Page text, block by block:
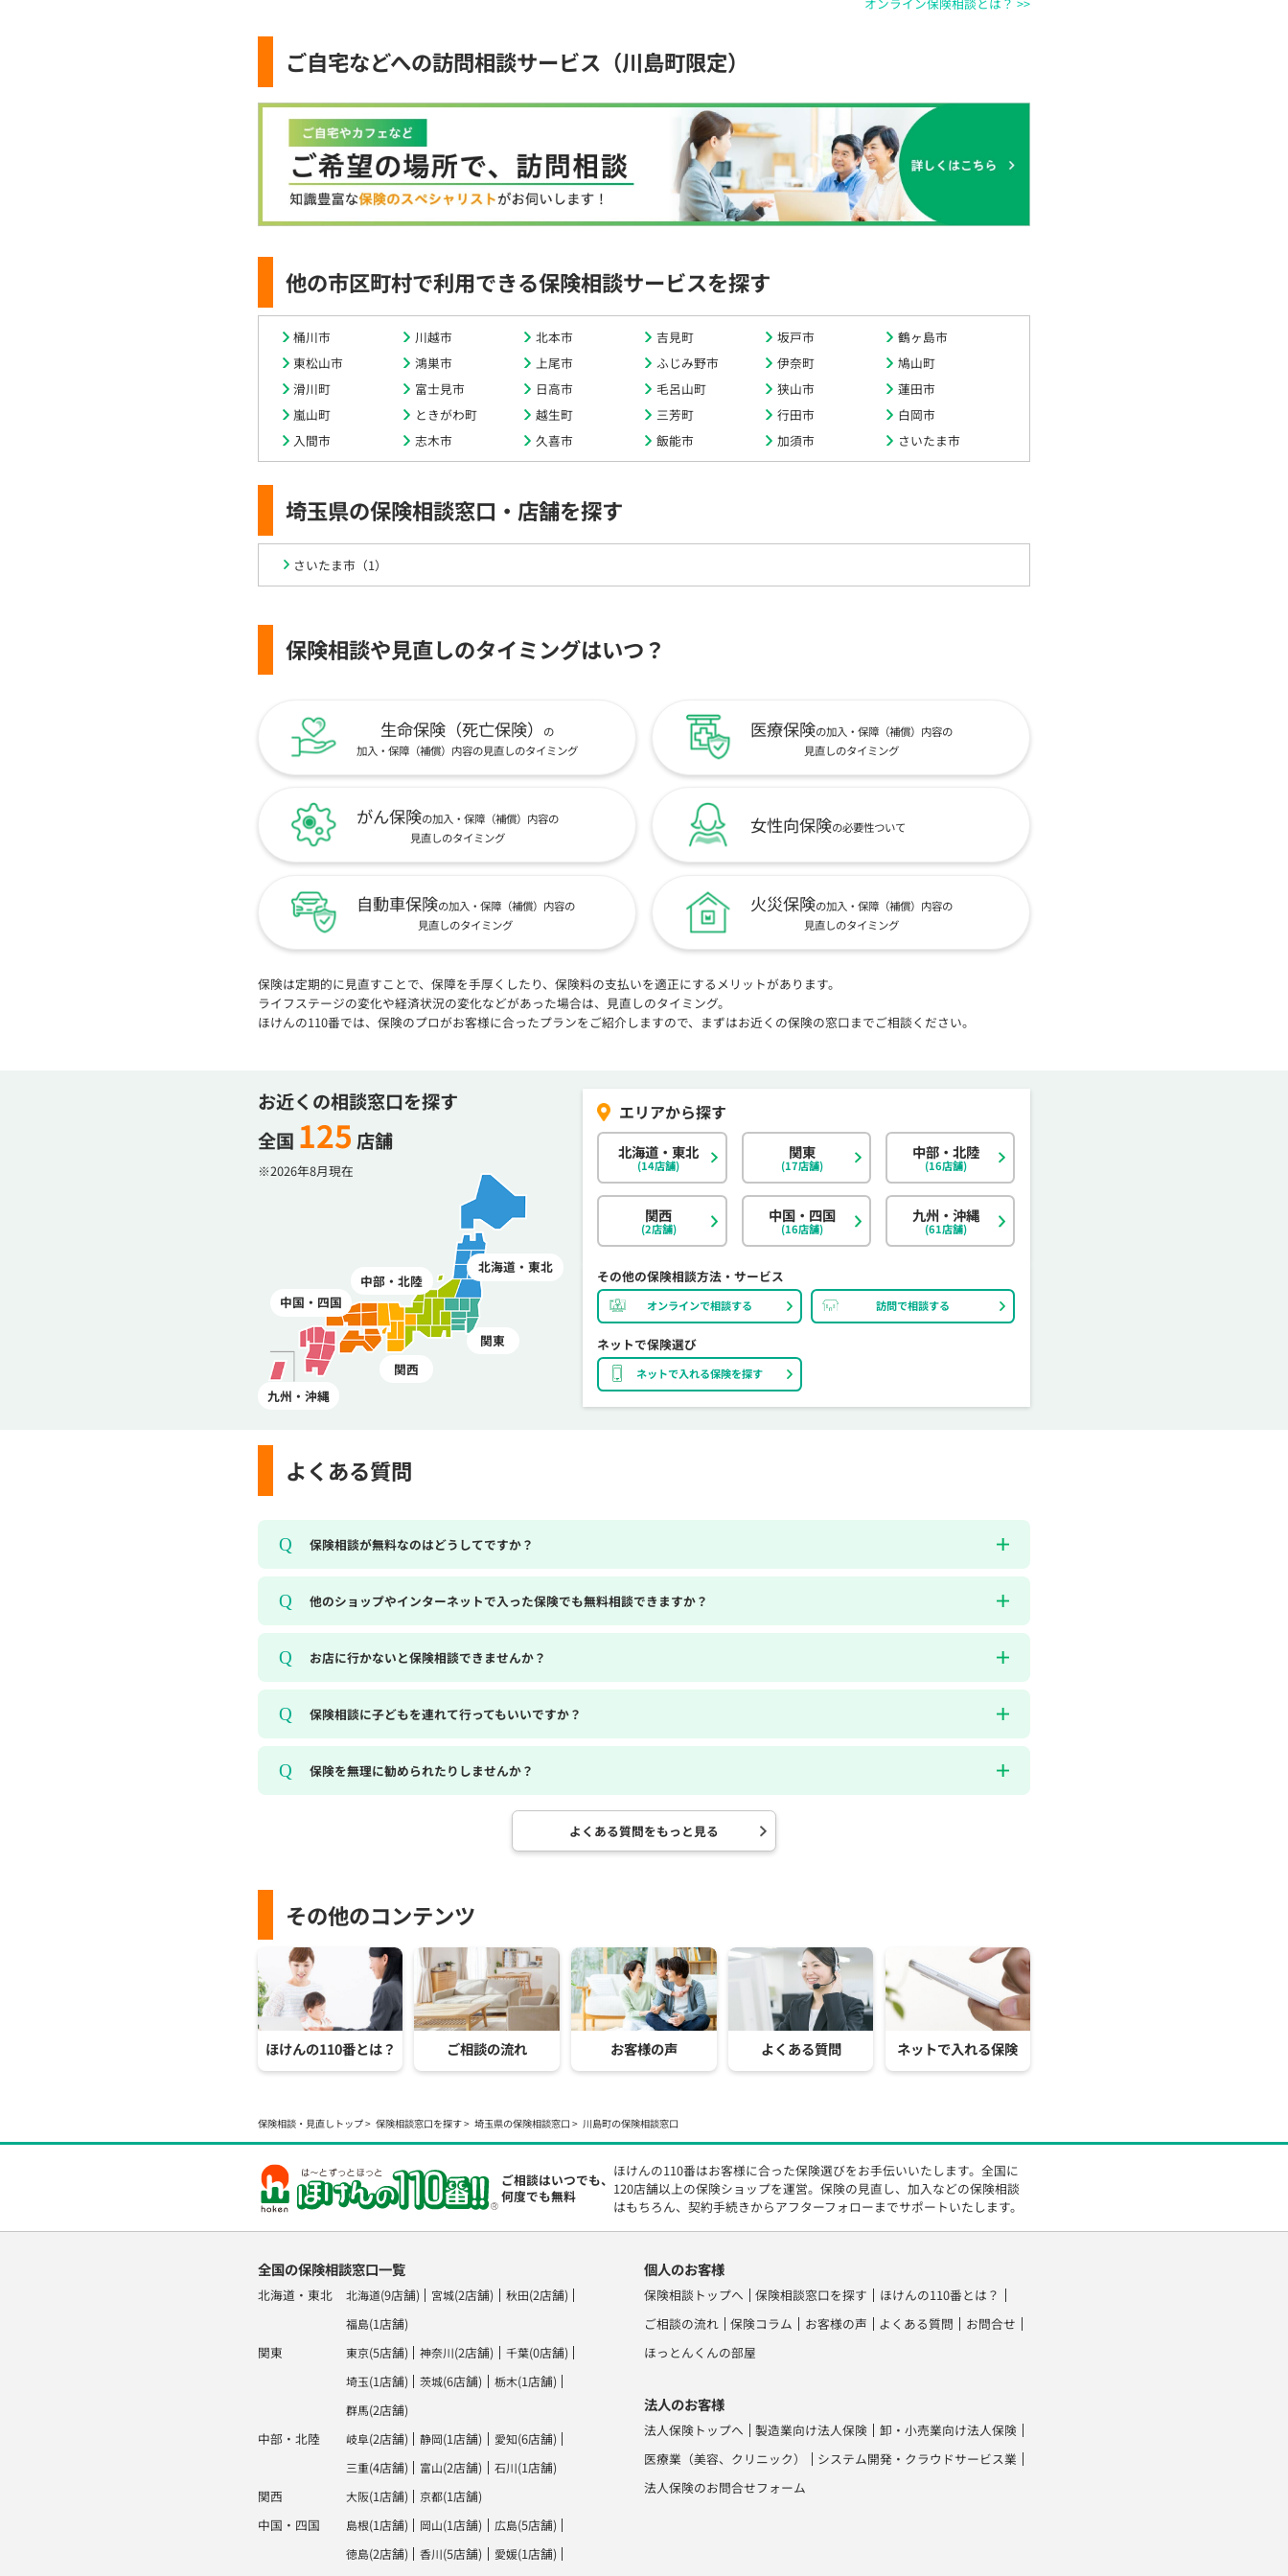
ご自宅などへの訪問相談サービス（川島町限定）
他の市区町村で利用できる保険相談サービスを探す
桶川市 川越市 北本市 吉見町 坂戸市
鶴ヶ島市
東松山市
鴻巣市 上尾市 ふじみ野市 伊奈町
鳩山町
滑川町
富士見市 日高市 毛呂山町 狭山市
蓮田市
嵐山町
ときがわ町 越生町 三芳町 行田市
白岡市
入間市
志木市 久喜市 飯能市 加須市 さいたま市
埼玉県の保険相談窓口・店舗を探す
さいたま市（1）
保険相談や見直しのタイミングはいつ？
生命保険（死亡保険）
の
加入・保障（補償）内容の見直しのタイミング
医療保険の加入・保障（補償）内容の
見直しのタイミング
がん保険の加入・保障（補償）内容の
見直しのタイミング
女性向保険の必要性ついて
自動車保険の加入・保障（補償）内容の
見直しのタイミング
火災保険の加入・保障（補償）内容の
見直しのタイミング
保険は定期的に見直すことで、保障を手厚くしたり、保険料の支払いを適正にするメリットがあります。
ライフステージの変化や経済状況の変化などがあった場合は、見直しのタイミング。
ほけんの110番では、保険のプロがお客様に合ったプランをご紹介しますので、まずはお近くの保険の窓口までご相談ください。
その他の保険相談方法・サービス
オンラインで相談する 訪問で相談する
ネットで保険選び
ネットで入れる保険を探す
お近くの相談窓口を探す
全国 125 店舗
北海道・東北
関東
中部・北陸
関西
中国・四国
九州・沖縄
北海道・東北
(14店舗)
関東
(17店舗)
中部・北陸
(16店舗)
関西
(2店舗)
中国・四国
(16店舗)
九州・沖縄
(61店舗)
※2026年8月現在
よくある質問
保険相談が無料なのはどうしてですか？
他のショップやインターネットで入った保険でも無料相談できますか？
お店に行かないと保険相談できませんか？
保険相談に子どもを連れて行ってもいいですか？
保険を無理に勧められたりしませんか？
よくある質問をもっと見る
その他のコンテンツ
ほけんの110番とは？ ご相談の流れ お客様の声 よくある質問 ネットで入れる保険
保険相談・見直しトップ 保険相談窓口を探す 埼玉県の保険相談窓口 川島町の保険相談窓口
ご相談はいつでも、
何度でも無料
ほけんの110番はお客様に合った保険選びをお手伝いいたします。全国に
120店舗以上の保険ショップを運営。保険の見直し、加入などの保険相談
はもちろん、契約手続きからアフターフォローまでサポートいたします。
全国の保険相談窓口一覧
北海道・東北 北海道(9店舗) 宮城(2店舗) 秋田(2店舗)
福島(1店舗)
関東
東京(5店舗) 神奈川(2店舗) 千葉(0店舗)
埼玉(1店舗) 茨城(6店舗) 栃木(1店舗)
群馬(2店舗)
中部・北陸
岐阜(2店舗) 静岡(1店舗) 愛知(6店舗)
三重(4店舗) 富山(2店舗) 石川(1店舗)
関西
大阪(1店舗) 京都(1店舗)
中国・四国
島根(1店舗) 岡山(1店舗) 広島(5店舗)
徳島(2店舗) 香川(5店舗) 愛媛(1店舗)
個人のお客様
保険相談トップへ 保険相談窓口を探す
ほけんの110番とは？
ご相談の流れ
保険コラム お客様の声 よくある質問
お問合せ
ほっとんくんの部屋
法人のお客様
法人保険トップへ 製造業向け法人保険
卸・小売業向け法人保険
医療業（美容、クリニック）
システム開発・クラウドサービス業
法人保険のお問合せフォーム